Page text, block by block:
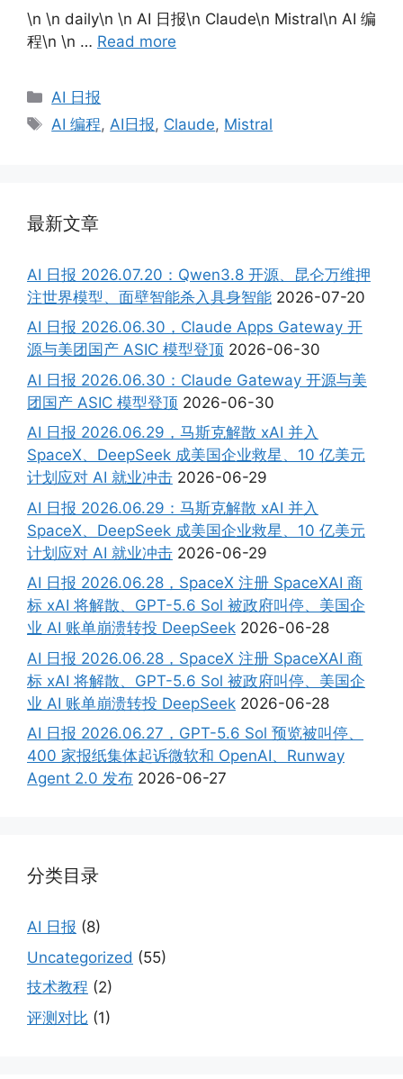
\n \n daily\n \n AI 日报\n Claude\n Mistral\n AI 编
程\n \n … Read more
Categories
AI 日报
Tags
AI 编程, AI日报, Claude, Mistral
最新文章
AI 日报 2026.07.20：Qwen3.8 开源、昆仑万维押
注世界模型、面壁智能杀入具身智能 2026-07-20
AI 日报 2026.06.30，Claude Apps Gateway 开
源与美团国产 ASIC 模型登顶 2026-06-30
AI 日报 2026.06.30：Claude Gateway 开源与美
团国产 ASIC 模型登顶 2026-06-30
AI 日报 2026.06.29，马斯克解散 xAI 并入
SpaceX、DeepSeek 成美国企业救星、10 亿美元
计划应对 AI 就业冲击 2026-06-29
AI 日报 2026.06.29：马斯克解散 xAI 并入
SpaceX、DeepSeek 成美国企业救星、10 亿美元
计划应对 AI 就业冲击 2026-06-29
AI 日报 2026.06.28，SpaceX 注册 SpaceXAI 商
标 xAI 将解散、GPT-5.6 Sol 被政府叫停、美国企
业 AI 账单崩溃转投 DeepSeek 2026-06-28
AI 日报 2026.06.28，SpaceX 注册 SpaceXAI 商
标 xAI 将解散、GPT-5.6 Sol 被政府叫停、美国企
业 AI 账单崩溃转投 DeepSeek 2026-06-28
AI 日报 2026.06.27，GPT-5.6 Sol 预览被叫停、
400 家报纸集体起诉微软和 OpenAI、Runway
Agent 2.0 发布 2026-06-27
分类目录
AI 日报 (8)
Uncategorized (55)
技术教程 (2)
评测对比 (1)